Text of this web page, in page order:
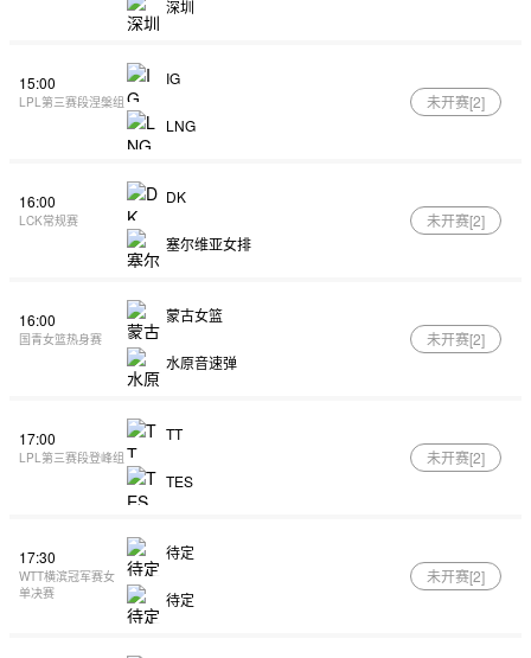
深圳
15:00
LPL第三赛段涅槃组
IG
LNG
未开赛[2]
16:00
LCK常规赛
DK
塞尔维亚女排
未开赛[2]
16:00
国青女篮热身赛
蒙古女篮
水原音速弹
未开赛[2]
17:00
LPL第三赛段登峰组
TT
TES
未开赛[2]
17:30
WTT横滨冠军赛女
单决赛
待定
待定
未开赛[2]